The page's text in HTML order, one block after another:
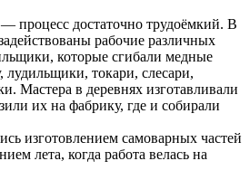
процесс достаточно трудоёмкий. В
рабочие различных
которые сгибали медные
лудильщики, токари, слесари,
Мастера в деревнях изготавливали
их на фабрику, где и собирали
изготовлением самоварных частей
лета, когда работа велась на